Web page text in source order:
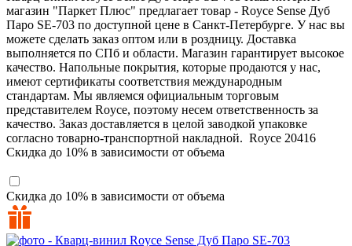
магазин "Паркет Плюс" предлагает товар - Royce Sense Дуб
Паро SE-703 по доступной цене в Санкт-Петербурге. У нас вы
можете сделать заказ оптом или в роздницу. Доставка
выполняется по СПб и области. Магазин гарантирует высокое
качество. Напольные покрытия, которые продаются у нас,
имеют сертификаты соответствия международным
стандартам. Мы являемся официальным торговым
представителем Royce, поэтому несем ответственность за
качество. Заказ доставляется в целой заводкой упаковке
согласно товарно-транспортной накладной. Royce 20416
Скидка до 10% в зависимости от объема
Скидка до 10% в зависимости от объема